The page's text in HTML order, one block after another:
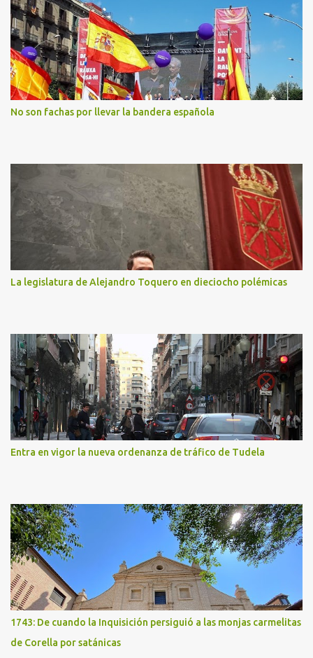
No son fachas por llevar la bandera española
La legislatura de Alejandro Toquero en dieciocho polémicas
Entra en vigor la nueva ordenanza de tráfico de Tudela
1743: De cuando la Inquisición persiguió a las monjas carmelitas
de Corella por satánicas